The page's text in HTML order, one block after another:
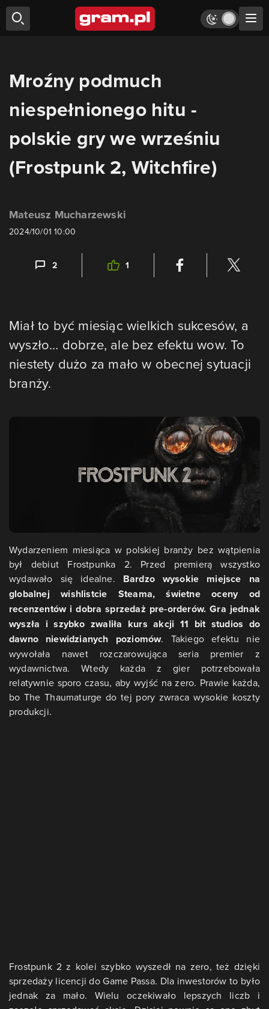
Mroźny podmuch
niespełnionego hitu -
polskie gry we wrześniu
(Frostpunk 2, Witchfire)
Mateusz Mucharzewski
2024/10/01 10:00
2 1
Miał to być miesiąc wielkich sukcesów, a
wyszło… dobrze, ale bez efektu wow. To
niestety dużo za mało w obecnej sytuacji
branży.
Wydarzeniem miesiąca w polskiej branży bez wątpienia
był debiut Frostpunka 2. Przed premierą wszystko
wydawało się idealne. Bardzo wysokie miejsce na
globalnej wishlistcie Steama, świetne oceny od
recenzentów i dobra sprzedaż pre-orderów. Gra jednak
wyszła i szybko zwaliła kurs akcji 11 bit studios do
dawno niewidzianych poziomów. Takiego efektu nie
wywołała nawet rozczarowująca seria premier z
wydawnictwa. Wtedy każda z gier potrzebowała
relatywnie sporo czasu, aby wyjść na zero. Prawie każda,
bo The Thaumaturge do tej pory zwraca wysokie koszty
produkcji.
Frostpunk 2 z kolei szybko wyszedł na zero, też dzięki
sprzedaży licencji do Game Passa. Dla inwestorów to było
jednak za mało. Wielu oczekiwało lepszych liczb i